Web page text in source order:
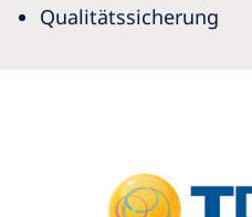
Qualitätssicherung